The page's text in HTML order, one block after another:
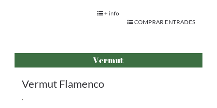
+ info
COMPRAR ENTRADES
Vermut
Vermut Flamenco
.